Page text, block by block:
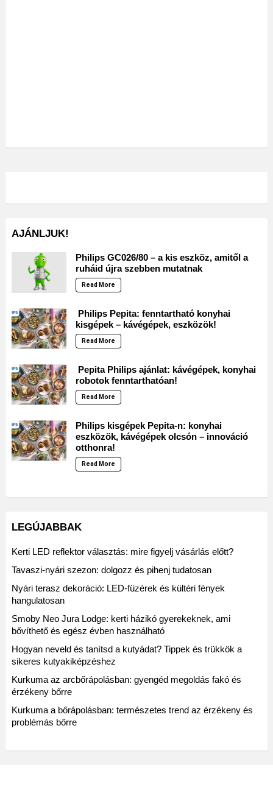
AJÁNLJUK!
Philips GC026/80 – a kis eszköz, amitől a
ruháid újra szebben mutatnak
Read More
Philips Pepita: fenntartható konyhai
kisgépek – kávégépek, eszközök!
Read More
Pepita Philips ajánlat: kávégépek, konyhai
robotok fenntarthatóan!
Read More
Philips kisgépek Pepita-n: konyhai
eszközök, kávégépek olcsón – innováció
otthonra!
Read More
LEGÚJABBAK
Kerti LED reflektor választás: mire figyelj vásárlás előtt?
Tavaszi-nyári szezon: dolgozz és pihenj tudatosan
Nyári terasz dekoráció: LED-füzérek és kültéri fények
hangulatosan
Smoby Neo Jura Lodge: kerti házikó gyerekeknek, ami
bővíthető és egész évben használható
Hogyan neveld és tanítsd a kutyádat? Tippek és trükkök a
sikeres kutyakiképzéshez
Kurkuma az arcbőrápolásban: gyengéd megoldás fakó és
érzékeny bőrre
Kurkuma a bőrápolásban: természetes trend az érzékeny és
problémás bőrre